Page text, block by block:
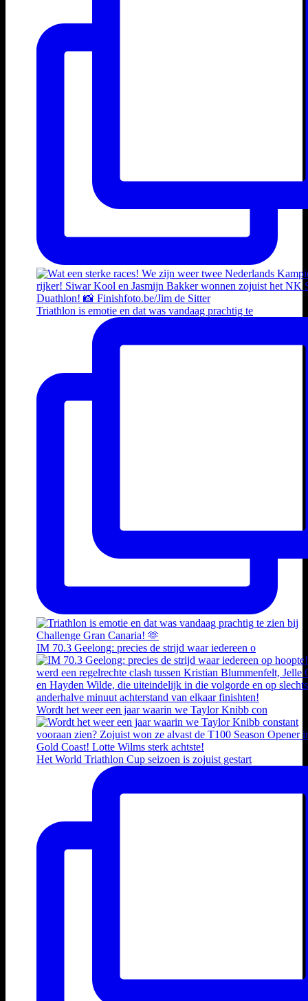
Triathlon is emotie en dat was vandaag prachtig te
IM 70.3 Geelong: precies de strijd waar iedereen o
Wordt het weer een jaar waarin we Taylor Knibb con
Het World Triathlon Cup seizoen is zojuist gestart